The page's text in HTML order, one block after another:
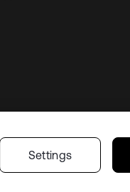
Cookieの設定 あなたの
Settings